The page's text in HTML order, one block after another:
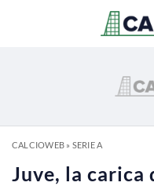
CALCIOWEB» SERIE A
Juve, la